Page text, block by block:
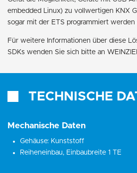
embedded Linux) zu vollwertigen KNX
sogar mit der ETS programmiert werden
Für weitere Informationen über diese
SDKs wenden Sie sich bitte an
TECHNISCHE
Mechanische Daten
Gehäuse: Kunststoff
Reiheneinbau, Einbaubreite 1 TE